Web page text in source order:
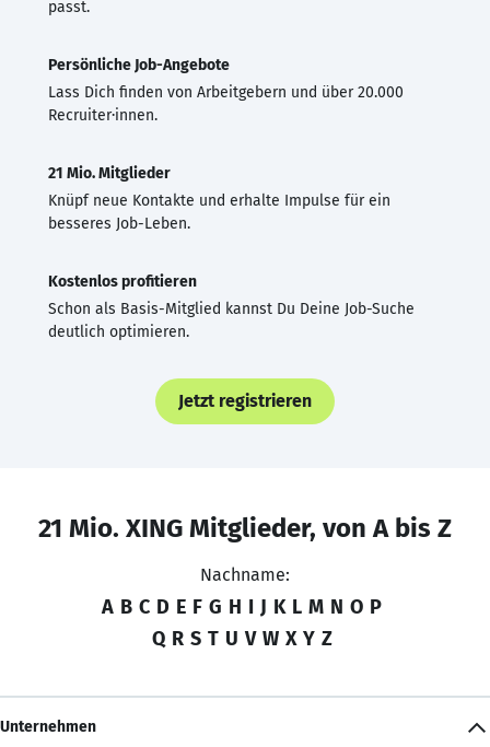
passt.
Persönliche Job-Angebote
Lass Dich finden von Arbeitgebern und über 20.000
Recruiter·innen.
21 Mio. Mitglieder
Knüpf neue Kontakte und erhalte Impulse für ein
besseres Job-Leben.
Kostenlos profitieren
Schon als Basis-Mitglied kannst Du Deine Job-Suche
deutlich optimieren.
Jetzt registrieren
21 Mio. XING Mitglieder, von A bis Z
Nachname:
A B C D E F G H I J K L M N O P
Q R S T U V W X Y Z
Unternehmen